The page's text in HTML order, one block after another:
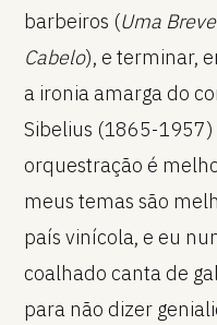
barbeiros (Uma
Cabelo), e terminar,
a ironia amarga do
Sibelius (1865-1957)
orquestração é
meus temas são
país vinícola, e eu
coalhado canta de
para não dizer